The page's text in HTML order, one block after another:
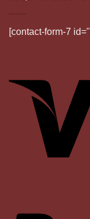
[contact-form-7